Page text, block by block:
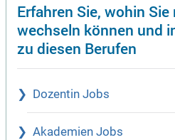
Erfahren Sie, wohin
wechseln können und
zu diesen Berufen
Dozentin Jobs
Akademien Jobs